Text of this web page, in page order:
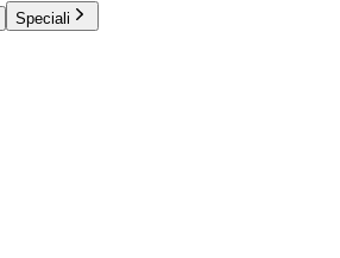
Speciali